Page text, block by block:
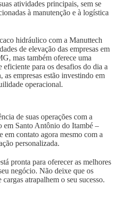
atividades principais, sem se
à manutenção e à logística
hidráulico com a Manuttech
de elevação das empresas em
mas também oferece uma
para os desafios do dia a
empresas estão investindo em
operacional.
de suas operações com a
em Santo Antônio do Itambé –
contato agora mesmo com a
personalizada.
pronta para oferecer as melhores
negócio. Não deixe que os
atrapalhem o seu sucesso.